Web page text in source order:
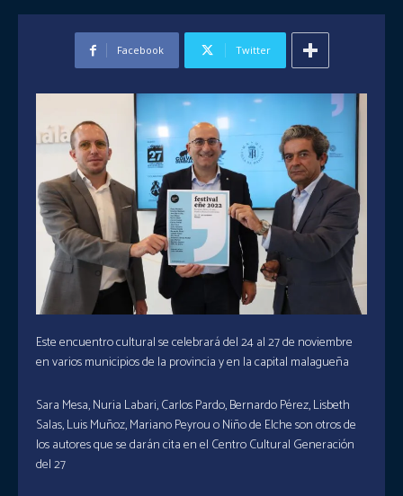
Facebook Twitter
Este encuentro cultural se celebrará del 24 al 27 de noviembre
en varios municipios de la provincia y en la capital malagueña
Sara Mesa, Nuria Labari, Carlos Pardo, Bernardo Pérez, Lisbeth
Salas, Luis Muñoz, Mariano Peyrou o Niño de Elche son otros de
los autores que se darán cita en el Centro Cultural Generación
del 27